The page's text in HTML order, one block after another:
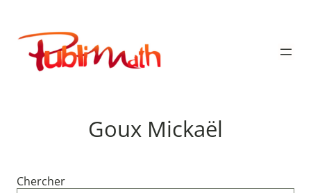
contenu
Publimath
Goux Mickaël
Chercher